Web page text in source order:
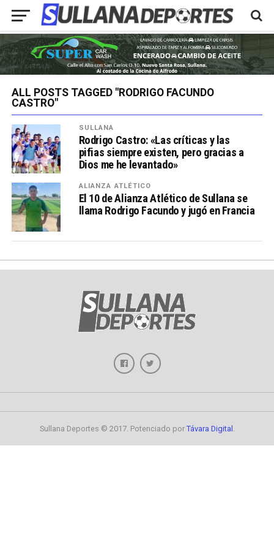
ALL POSTS TAGGED "RODRIGO FACUNDO
CASTRO"
SULLANA
Rodrigo Castro: «Las críticas y las
pifias siempre existen, pero gracias a
Dios me he levantado»
ALIANZA ATLÉTICO
El 10 de Alianza Atlético de Sullana se
llama Rodrigo Facundo y jugó en Francia
Sullana Deportes © 2017. Potenciado por Távara Digital .